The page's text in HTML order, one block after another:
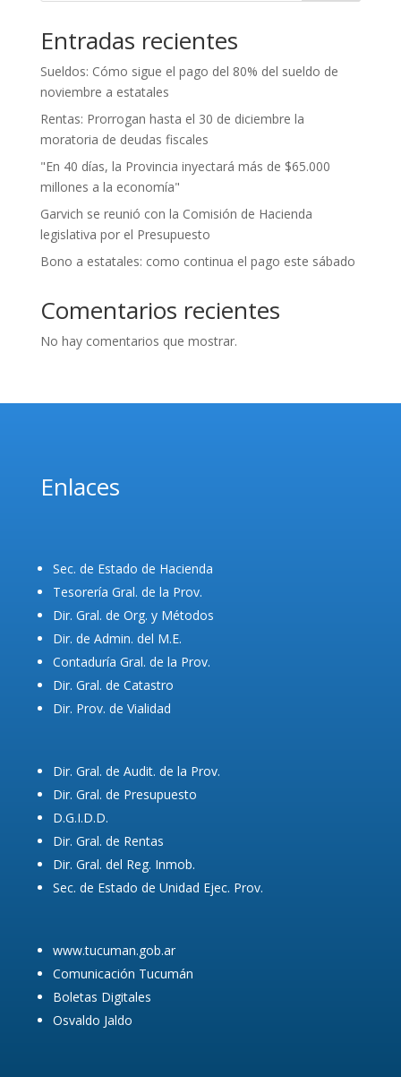
Entradas recientes
Sueldos: Cómo sigue el pago del 80% del sueldo de
noviembre a estatales
Rentas: Prorrogan hasta el 30 de diciembre la
moratoria de deudas fiscales
"En 40 días, la Provincia inyectará más de $65.000
millones a la economía"
Garvich se reunió con la Comisión de Hacienda
legislativa por el Presupuesto
Bono a estatales: como continua el pago este sábado
Comentarios recientes
No hay comentarios que mostrar.
Enlaces
Sec. de Estado de Hacienda
Tesorería Gral. de la Prov.
Dir. Gral. de Org. y Métodos
Dir. de Admin. del M.E.
Contaduría Gral. de la Prov.
Dir. Gral. de Catastro
Dir. Prov. de Vialidad
Dir. Gral. de Audit. de la Prov.
Dir. Gral. de Presupuesto
D.G.I.D.D.
Dir. Gral. de Rentas
Dir. Gral. del Reg. Inmob.
Sec. de Estado de Unidad Ejec. Prov.
www.tucuman.gob.ar
Comunicación Tucumán
Boletas Digitales
Osvaldo Jaldo